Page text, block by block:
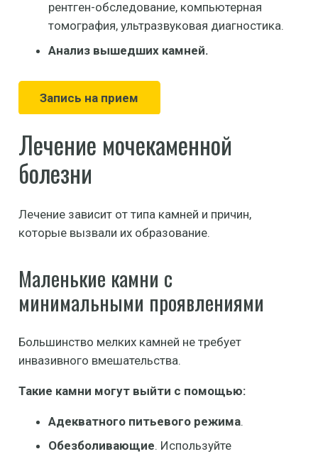
рентген-обследование, компьютерная
томография, ультразвуковая диагностика.
Анализ вышедших камней.
Запись на прием
Лечение мочекаменной
болезни
Лечение зависит от типа камней и причин,
которые вызвали их образование.
Маленькие камни с
минимальными проявлениями
Большинство мелких камней не требует
инвазивного вмешательства.
Такие камни могут выйти с помощью:
Адекватного питьевого режима.
Обезболивающие. Используйте